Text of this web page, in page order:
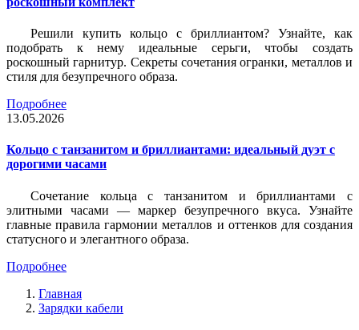
Решили купить кольцо с бриллиантом? Узнайте, как
подобрать к нему идеальные серьги, чтобы создать
роскошный гарнитур. Секреты сочетания огранки, металлов и
стиля для безупречного образа.
Подробнее
13.05.2026
Кольцо с танзанитом и бриллиантами: идеальный дуэт с
дорогими часами
Сочетание кольца с танзанитом и бриллиантами с
элитными часами — маркер безупречного вкуса. Узнайте
главные правила гармонии металлов и оттенков для создания
статусного и элегантного образа.
Подробнее
Главная
Зарядки кабели